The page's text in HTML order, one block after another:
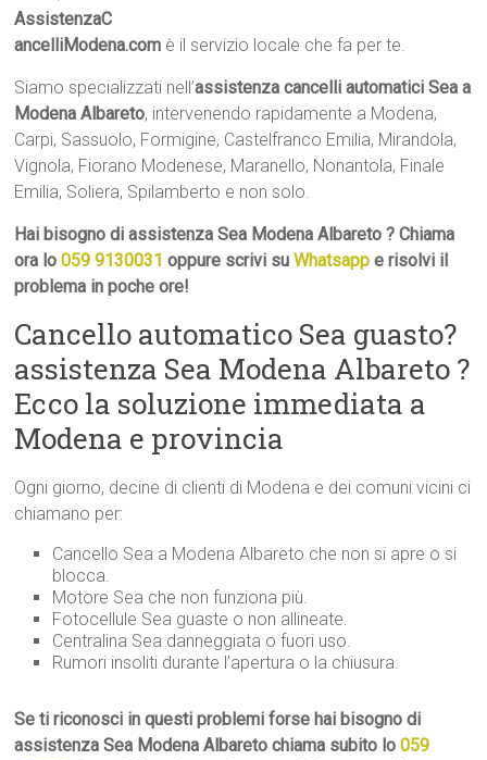
AssistenzaC
ancelliModena.com è il servizio locale che fa per te.
Siamo specializzati nell’assistenza cancelli automatici Sea a
Modena Albareto, intervenendo rapidamente a Modena,
Carpi, Sassuolo, Formigine, Castelfranco Emilia, Mirandola,
Vignola, Fiorano Modenese, Maranello, Nonantola, Finale
Emilia, Soliera, Spilamberto e non solo.
Hai bisogno di assistenza Sea Modena Albareto ? Chiama
ora lo059 9130031 oppure scrivi suWhatsapp e risolvi il
problema in poche ore!
Cancello automatico Sea guasto?
assistenza Sea Modena Albareto ?
Ecco la soluzione immediata a
Modena e provincia
Ogni giorno, decine di clienti di Modena e dei comuni vicini ci
chiamano per:
Cancello Sea a Modena Albareto che non si apre o si
blocca.
Motore Sea che non funziona più.
Fotocellule Sea guaste o non allineate.
Centralina Sea danneggiata o fuori uso.
Rumori insoliti durante l’apertura o la chiusura.
Se ti riconosci in questi problemi forse hai bisogno di
assistenza Sea Modena Albareto chiama subito lo059